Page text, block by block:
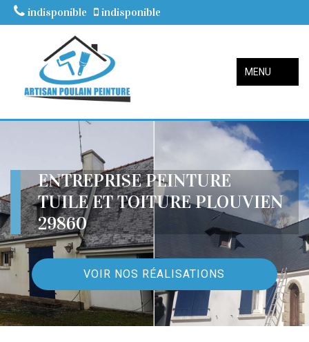
indisponible indisponible
MENU
ENTREPRISE PEINTURE
TUILE ET TOITURE PLOUVIEN
29860
VOIR NOS RÉALISATIONS